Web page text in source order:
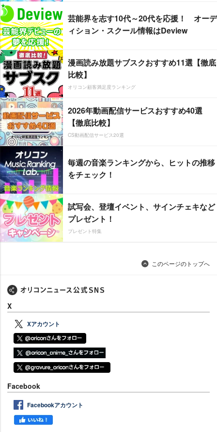
芸能界を志す10代～20代を応援！ オーデ
ィション・スクール情報はDeview
漫画読み放題サブスクおすすめ11選【徹底
比較】
オリコン顧客満足度ランキング
2026年動画配信サービスおすすめ40選
【徹底比較】
CS動画配信サービス20選
毎週の音楽ランキングから、ヒットの推移
をチェック！
試写会、登壇イベント、サインチェキなど
プレゼント！
プレゼント特集
このページのトップへ
X
Xアカウント
Facebook
Facebookアカウント